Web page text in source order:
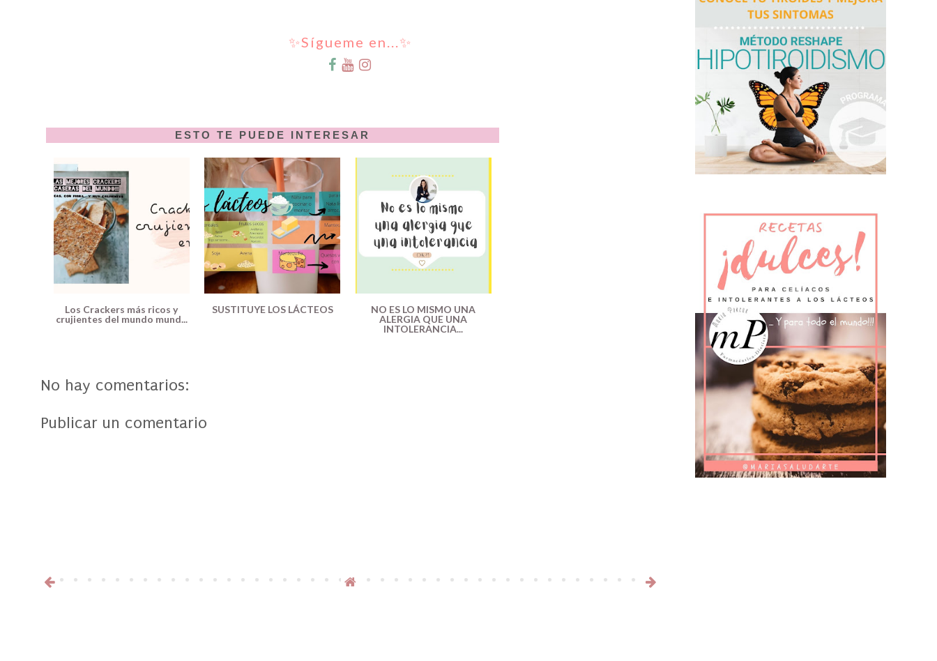
✨Sígueme en...✨
ESTO TE PUEDE INTERESAR
Los Crackers más ricos y
crujientes del mundo mund...
SUSTITUYE LOS LÁCTEOS
NO ES LO MISMO UNA
ALERGIA QUE UNA
INTOLERANCIA...
No hay comentarios:
Publicar un comentario